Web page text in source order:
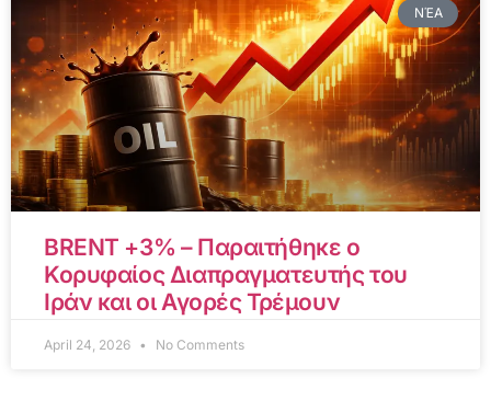
ΝΈΑ
BRENT +3% – Παραιτήθηκε ο
Κορυφαίος Διαπραγματευτής του
Ιράν και οι Αγορές Τρέμουν
April 24, 2026 No Comments